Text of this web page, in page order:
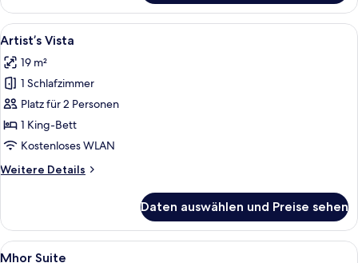
barrierefrei
(wheelchair
friendly)
Alle
Fotos
für
Artist’s
Vista
anzeigen
Ein modernes Hotelzimmer mit
4
Artist’s Vista
19 m²
1 Schlafzimmer
Platz für 2 Personen
1 King-Bett
Kostenloses WLAN
Weitere Details
Weitere
Vista
Daten auswählen und Preise sehen
Alle
Ein Schlafzimmer mit Bett, Stuhl,
7
Mhor Suite